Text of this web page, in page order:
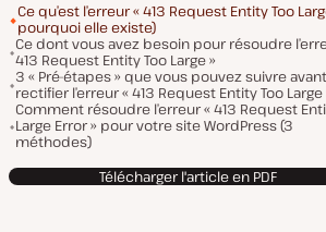
Ce qu’est l’erreur « 413 Request Entity Too
pourquoi elle existe)
Ce dont vous avez besoin pour résoudre
413 Request Entity Too Large »
3 « Pré-étapes » que vous pouvez suivre
rectifier l’erreur « 413 Request Entity Too Large
Comment résoudre l’erreur « 413 Request
Large Error » pour votre site WordPress (3
méthodes)
Télécharger l'article en PDF